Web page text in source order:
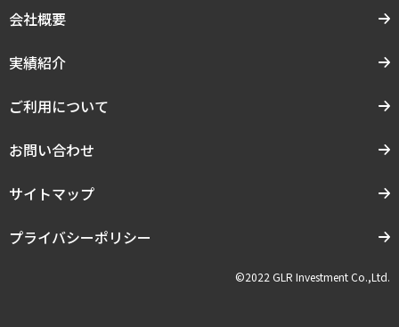
会社概要
実績紹介
ご利用について
お問い合わせ
サイトマップ
プライバシーポリシー
©2022 GLR Investment Co.,Ltd.